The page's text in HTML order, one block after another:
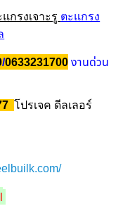
แกรงเจาะรู ตะแกรง
/0633231700 งานด่วน
โปรเจค ดีลเลอร์